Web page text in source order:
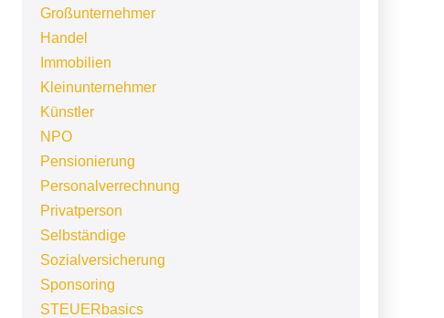
Großunternehmer
Handel
Immobilien
Kleinunternehmer
Künstler
NPO
Pensionierung
Personalverrechnung
Privatperson
Selbständige
Sozialversicherung
Sponsoring
STEUERbasics